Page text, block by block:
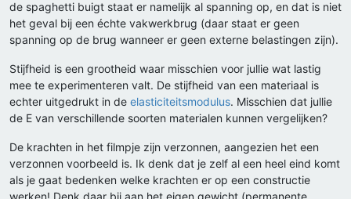
de spaghetti buigt staat er namelijk al spanning op, en dat is niet
het geval bij een échte vakwerkbrug (daar staat er geen
spanning op de brug wanneer er geen externe belastingen zijn).
Stijfheid is een grootheid waar misschien voor jullie wat lastig
mee te experimenteren valt. De stijfheid van een materiaal is
echter uitgedrukt in de elasticiteitsmodulus. Misschien dat jullie
de E van verschillende soorten materialen kunnen vergelijken?
De krachten in het filmpje zijn verzonnen, aangezien het een
verzonnen voorbeeld is. Ik denk dat je zelf al een heel eind komt
als je gaat bedenken welke krachten er op een constructie